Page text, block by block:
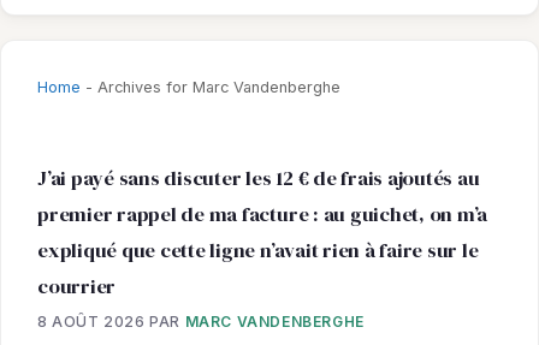
Home - Archives for Marc Vandenberghe
J’ai payé sans discuter les 12 € de frais ajoutés au
premier rappel de ma facture : au guichet, on m’a
expliqué que cette ligne n’avait rien à faire sur le
courrier
8 AOÛT 2026 PAR MARC VANDENBERGHE